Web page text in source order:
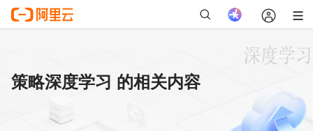
策略深度学习 的相关内容